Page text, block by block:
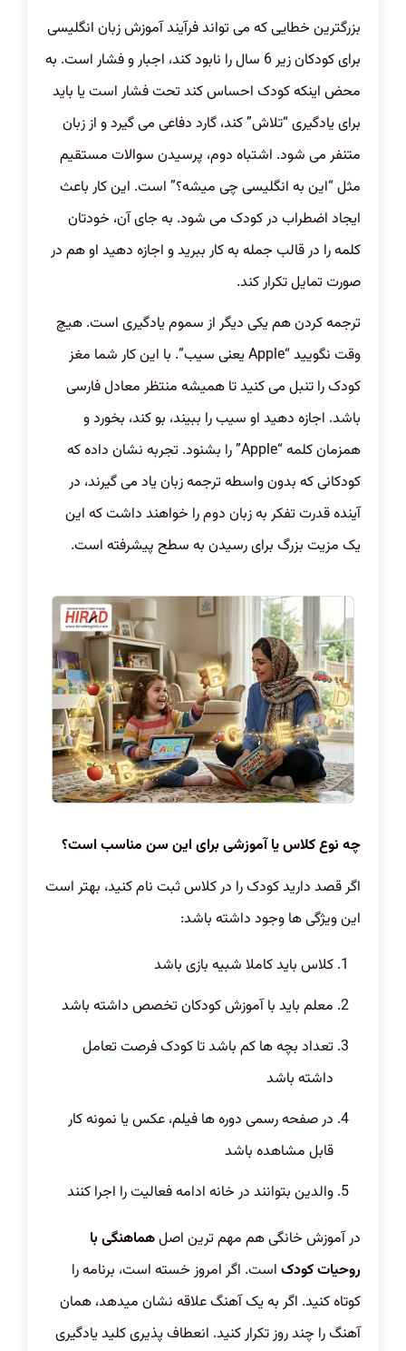
بزرگترین خطایی که می تواند فرآیند آموزش زبان انگلیسی
برای کودکان زیر 6 سال را نابود کند، اجبار و فشار است. به
محض اینکه کودک احساس کند تحت فشار است یا باید
برای یادگیری “تلاش” کند، گارد دفاعی می گیرد و از زبان
متنفر می شود. اشتباه دوم، پرسیدن سوالات مستقیم
مثل “این به انگلیسی چی میشه؟” است. این کار باعث
ایجاد اضطراب در کودک می شود. به جای آن، خودتان
کلمه را در قالب جمله به کار ببرید و اجازه دهید او هم در
صورت تمایل تکرار کند.
ترجمه کردن هم یکی دیگر از سموم یادگیری است. هیچ
وقت نگویید “Apple یعنی سیب”. با این کار شما مغز
کودک را تنبل می کنید تا همیشه منتظر معادل فارسی
باشد. اجازه دهید او سیب را ببیند، بو کند، بخورد و
همزمان کلمه “Apple” را بشنود. تجربه نشان داده که
کودکانی که بدون واسطه ترجمه زبان یاد می گیرند، در
آینده قدرت تفکر به زبان دوم را خواهند داشت که این
یک مزیت بزرگ برای رسیدن به سطح پیشرفته است.
چه نوع کلاس یا آموزشی برای این سن مناسب است؟
اگر قصد دارید کودک را در کلاس ثبت نام کنید، بهتر است
این ویژگی ها وجود داشته باشد:
کلاس باید کاملا شبیه بازی باشد
معلم باید با آموزش کودکان تخصص داشته باشد
تعداد بچه ها کم باشد تا کودک فرصت تعامل
داشته باشد
در صفحه رسمی دوره ها فیلم، عکس یا نمونه کار
قابل مشاهده باشد
والدین بتوانند در خانه ادامه فعالیت را اجرا کنند
در آموزش خانگی هم مهم ترین اصلهماهنگی با
روحیات کودک است. اگر امروز خسته است، برنامه را
کوتاه کنید. اگر به یک آهنگ علاقه نشان میدهد، همان
آهنگ را چند روز تکرار کنید. انعطاف پذیری کلید یادگیری